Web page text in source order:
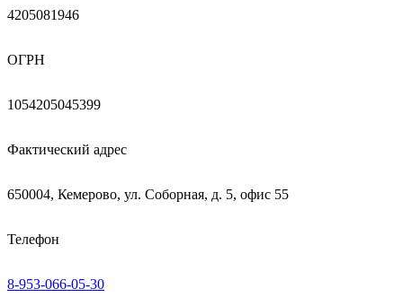
4205081946
ОГРН
1054205045399
Фактический адрес
650004, Кемерово, ул. Соборная, д. 5, офис 55
Телефон
8-953-066-05-30